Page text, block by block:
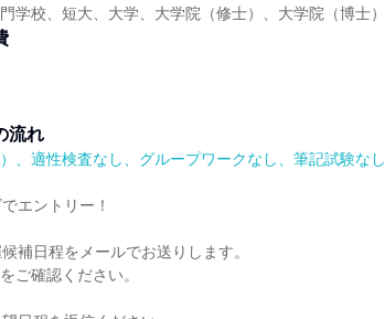
学校、短大、大学、大学院（修士）、大学院（博士）
流れ
、適性検査なし、グループワークなし、筆記試験なし
エントリー！
補日程をメールでお送りします。
ご確認ください。